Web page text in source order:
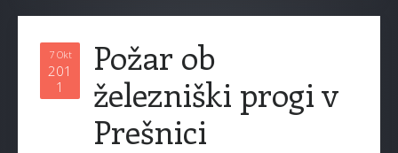
7 Okt
201
1
Požar ob
železniški progi v
Prešnici